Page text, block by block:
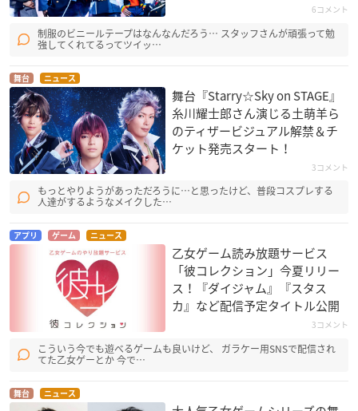
6コメント
制服のビニールテープはなんなんだろう… スタッフさんが頑張って勉
強してくれてるってツイッ…
舞台 ニュース
舞台『Starry☆Sky on STAGE』
糸川耀士郎さん演じる土萌羊ら
のティザービジュアル解禁＆チ
ケット発売スタート！
3コメント
もっとやりようがあっただろうに…と思ったけど、普段コスプレする
人達がするようなメイクした…
アプリ ゲーム ニュース
乙女ゲーム読み放題サービス
「彼コレクション」今夏リリー
ス！『ダイジャム』『スタス
カ』など配信予定タイトル公開
3コメント
こういう今でも遊べるゲームも良いけど、 ガラケー用SNSで配信され
てた乙女ゲーとか 今で…
舞台 ニュース